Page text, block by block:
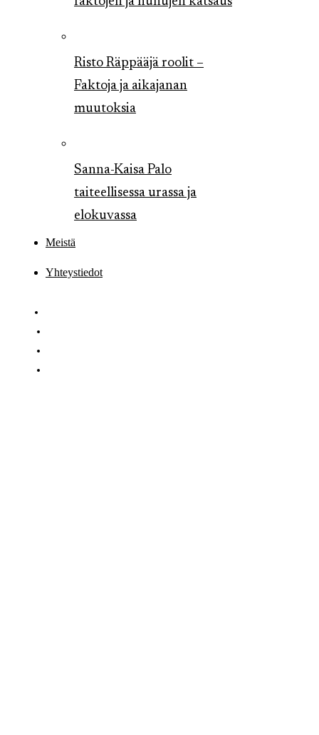
Risto Räppääjä roolit –
Faktoja ja aikajanan
muutoksia
Sanna-Kaisa Palo
taiteellisessa urassa ja
elokuvassa
Meistä
Yhteystiedot